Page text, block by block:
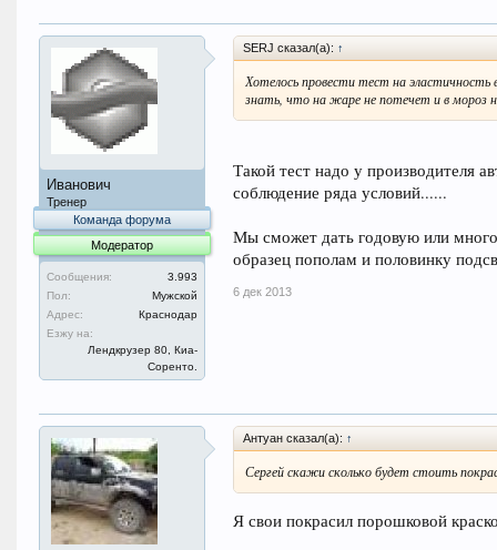
Иванович
Тренер
Команда форума
Модератор
Сообщения:
3.993
Пол:
Мужской
Адрес:
Краснодар
Езжу на:
Лендкрузер 80, Киа-
Соренто.
SERJ сказал(а): ↑
Хотелось провести тест на эластичность
знать, что на жаре не потечет и в мороз
Такой тест надо у производителя
соблюдение ряда условий......
Мы сможет дать годовую или
образец пополам и половинку
6 дек 2013
Антуан сказал(а): ↑
Сергей скажи сколько будет стоить
Я свои покрасил порошковой